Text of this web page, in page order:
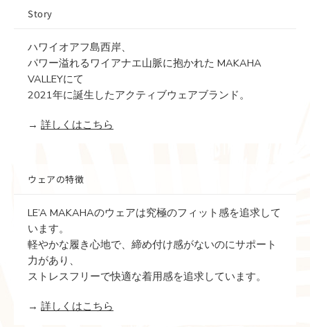
Story
ハワイオアフ島西岸、
パワー溢れるワイアナエ山脈に抱かれた MAKAHA
VALLEYにて
2021年に誕生したアクティブウェアブランド。
→ 詳しくはこちら
ウェアの特徴
LE’A MAKAHAのウェアは究極のフィット感を追求して
います。
軽やかな履き心地で、締め付け感がないのにサポート
力があり、
ストレスフリーで快適な着用感を追求しています。
→ 詳しくはこちら